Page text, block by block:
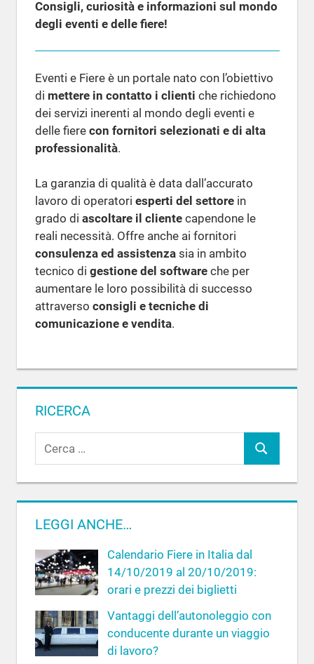
Consigli, curiosità e informazioni sul mondo
degli eventi e delle fiere!
Eventi e Fiere è un portale nato con l’obiettivo
di mettere in contatto i clienti che richiedono
dei servizi inerenti al mondo degli eventi e
delle fierecon fornitori selezionati e di alta
professionalità.
La garanzia di qualità è data dall’accurato
lavoro di operatori esperti del settorein
grado di ascoltare il clientecapendone le
reali necessità. Offre anche ai fornitori
consulenza ed assistenzasia in ambito
tecnico di gestione del softwareche per
aumentare le loro possibilità di successo
attraverso consigli e tecniche di
comunicazione e vendita.
RICERCA
c
p
e
r
:
r
LEGGI ANCHE…
Calendario Fiere in Italia dal
14/10/2019 al 20/10/2019:
orari e prezzi dei biglietti
Vantaggi dell’autonoleggio con
conducente durante un viaggio
di lavoro?